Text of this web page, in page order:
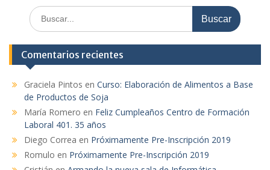
Buscar:
Comentarios recientes
Graciela Pintos en Curso: Elaboración de Alimentos a Base
de Productos de Soja
María Romero en Feliz Cumpleaños Centro de Formación
Laboral 401. 35 años
Diego Correa en Próximamente Pre-Inscripción 2019
Romulo en Próximamente Pre-Inscripción 2019